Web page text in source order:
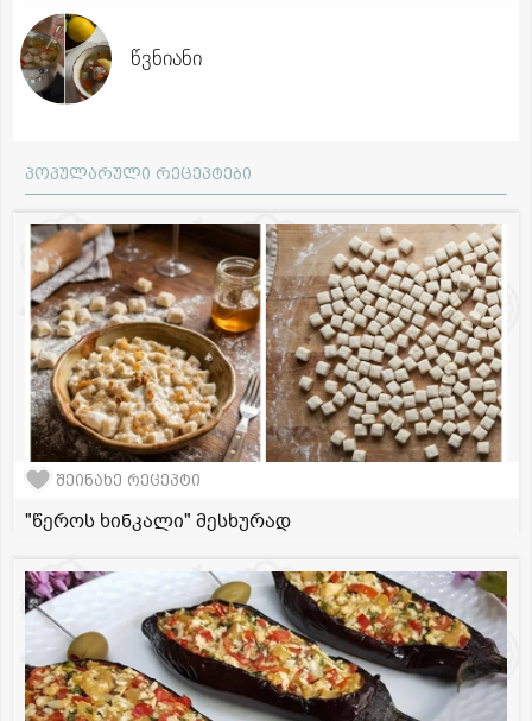
წვნიანი
პოპულარული რეცეპტები
შეინახე რეცეპტი
"წეროს ხინკალი" მესხურად